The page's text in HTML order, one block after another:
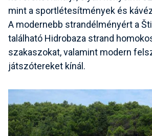
mint a sportlétesítmények és
A modernebb strandélményért a
található Hidrobaza strand
szakaszokat, valamint modern
játszótereket kínál.